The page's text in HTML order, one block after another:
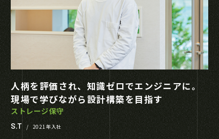
人柄を評価され、知識ゼロでエンジニアに。
現場で学びながら設計構築を目指す
ストレージ保守
S.T
/ 2021年入社